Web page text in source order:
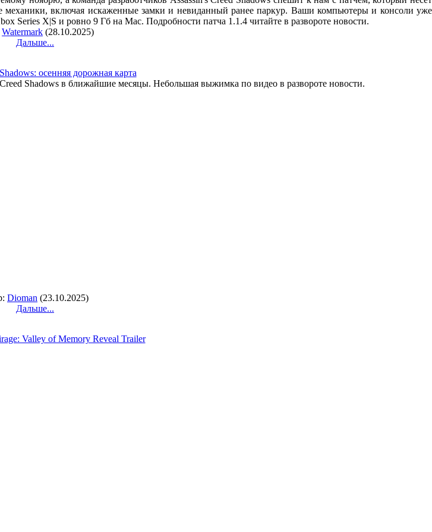
механики, включая искаженные замки и невиданный ранее паркур. Ваши компьютеры и консоли уже
Series X|S и ровно 9 Гб на Mac. Подробности патча 1.1.4 читайте в развороте новости.
Watermark (28.10.2025)
Дальше...
осенняя дорожная карта
Shadows в ближайшие месяцы. Небольшая выжимка по видео в развороте новости.
Dioman (23.10.2025)
Дальше...
Valley of Memory Reveal Trailer